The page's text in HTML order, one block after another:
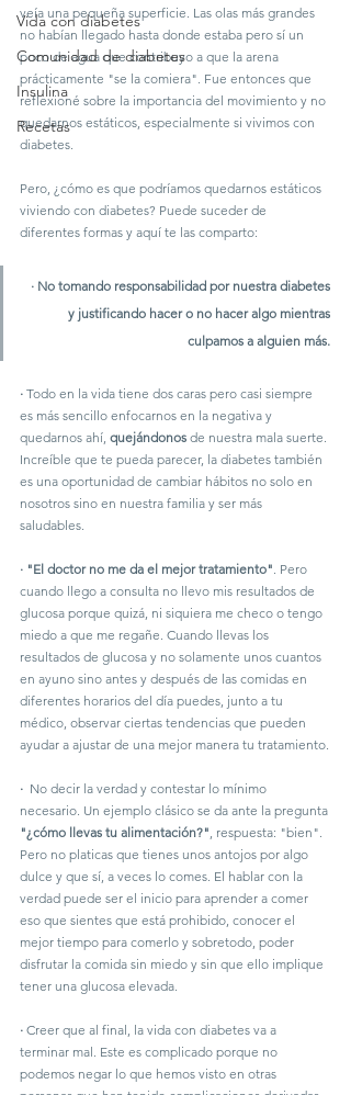
Vida con diabetes
Comunidad de diabetes
Insulina
Recetas
veía una pequeña superficie. Las olas más grandes
no habían llegado hasta donde estaba pero sí un
poco de agua que contribuyo a que la arena
prácticamente "se la comiera". Fue entonces que
reflexioné sobre la importancia del movimiento y no
quedarnos estáticos, especialmente si vivimos con
diabetes.
Pero, ¿cómo es que podríamos quedarnos estáticos
viviendo con diabetes? Puede suceder de
diferentes formas y aquí te las comparto:
· No tomando responsabilidad por nuestra diabetes
y justificando hacer o no hacer algo mientras
culpamos a alguien más.
· Todo en la vida tiene dos caras pero casi siempre
es más sencillo enfocarnos en la negativa y
quedarnos ahí, quejándonos de nuestra mala suerte.
Increíble que te pueda parecer, la diabetes también
es una oportunidad de cambiar hábitos no solo en
nosotros sino en nuestra familia y ser más
saludables.
· "El doctor no me da el mejor tratamiento". Pero
cuando llego a consulta no llevo mis resultados de
glucosa porque quizá, ni siquiera me checo o tengo
miedo a que me regañe. Cuando llevas los
resultados de glucosa y no solamente unos cuantos
en ayuno sino antes y después de las comidas en
diferentes horarios del día puedes, junto a tu
médico, observar ciertas tendencias que pueden
ayudar a ajustar de una mejor manera tu tratamiento.
·
  No decir la verdad y contestar lo mínimo
necesario. Un ejemplo clásico se da ante la pregunta
"¿cómo llevas tu alimentación?", respuesta: "bien".
Pero no platicas que tienes unos antojos por algo
dulce y que sí, a veces lo comes. El hablar con la
verdad puede ser el inicio para aprender a comer
eso que sientes que está prohibido, conocer el
mejor tiempo para comerlo y sobretodo, poder
disfrutar la comida sin miedo y sin que ello implique
tener una glucosa elevada.
· Creer que al final, la vida con diabetes va a
terminar mal. Este es complicado porque no
podemos negar lo que hemos visto en otras